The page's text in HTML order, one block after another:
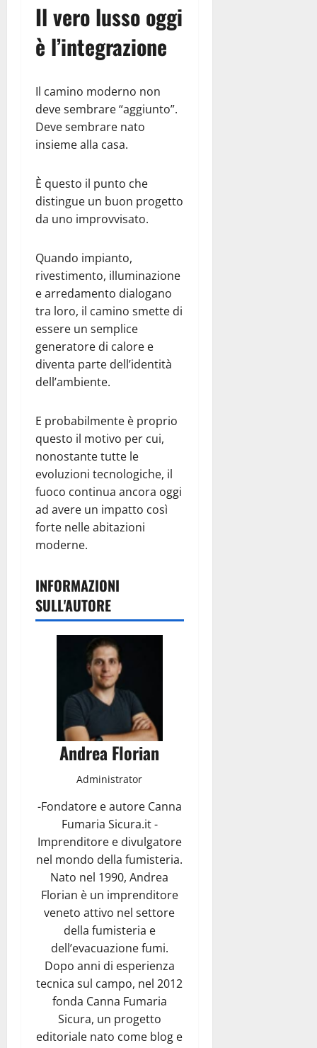
Il vero lusso oggi
è l’integrazione
Il camino moderno non
deve sembrare “aggiunto”.
Deve sembrare nato
insieme alla casa.
È questo il punto che
distingue un buon progetto
da uno improvvisato.
Quando impianto,
rivestimento, illuminazione
e arredamento dialogano
tra loro, il camino smette di
essere un semplice
generatore di calore e
diventa parte dell’identità
dell’ambiente.
E probabilmente è proprio
questo il motivo per cui,
nonostante tutte le
evoluzioni tecnologiche, il
fuoco continua ancora oggi
ad avere un impatto così
forte nelle abitazioni
moderne.
INFORMAZIONI
SULL'AUTORE
Andrea Florian
Administrator
-Fondatore e autore Canna
Fumaria Sicura.it -
Imprenditore e divulgatore
nel mondo della fumisteria.
Nato nel 1990, Andrea
Florian è un imprenditore
veneto attivo nel settore
della fumisteria e
dell’evacuazione fumi.
Dopo anni di esperienza
tecnica sul campo, nel 2012
fonda Canna Fumaria
Sicura, un progetto
editoriale nato come blog e